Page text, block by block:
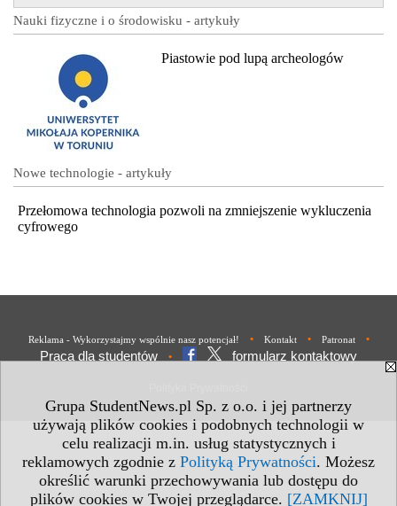
Grupa StudentNews.pl Sp. z o.o. i jej partnerzy
używają plików cookies i podobnych technologii w
celu realizacji m.in. usług statystycznych i
reklamowych zgodnie z Polityką Prywatności. Możesz
określić warunki przechowywania lub dostępu do
plików cookies w Twojej przeglądarce. [ZAMKNIJ]
Nauki fizyczne i o środowisku - artykuły
Piastowie pod lupą archeologów
Nowe technologie - artykuły
Przełomowa technologia pozwoli na zmniejszenie wykluczenia
cyfrowego
Reklama - Wykorzystajmy wspólnie nasz potencjał! • Kontakt • Patronat •
Praca dla studentów • formularz kontaktowy